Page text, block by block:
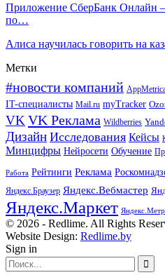
Приложение СберБанк Онлайн
по…
Алиса научилась говорить на
Метки
#новости компаний
IT-специалисты Mail.ru myTracker
VK VK Реклама Wildberries
Дизайн Исследования Кейсы
Минцифры Нейросети Обучение
Работа Рейтинги Реклама
Яндекс.Браузер Яндекс.Вебмастер
Яндекс.Маркет
© 2026 - Redlime. All Rights
Website Design: Redlime.by
Sign in